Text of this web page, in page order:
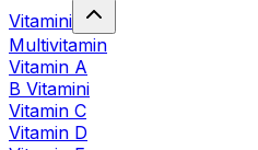
Vitamini
Multivitamin
Vitamin A
B Vitamini
Vitamin C
Vitamin D